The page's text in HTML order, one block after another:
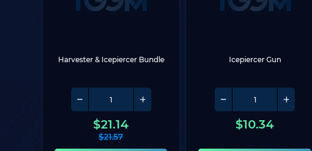
Harvester & Icepiercer Bundle
$21.14
$21.57
Icepiercer Gun
$10.34